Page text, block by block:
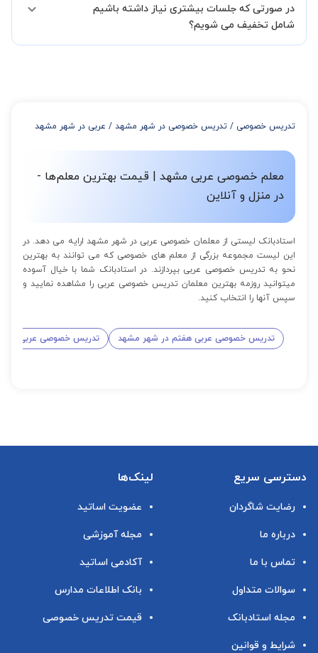
مدرس مشخص کند ابتدا باید جلسه اول کلاس درس شما با مدرس برگزار
شود تا با توجه به سطح شما و خواسته شما مدرس اعلام کنند که تقریبا
در صورتی که جلسات بیشتری نیاز داشته باشیم
شامل تخفیف می شویم؟
از 12 تا 15 جلسه: 7% تخفیف
تدریس خصوصی / تدریس خصوصی در شهر مشهد / عربی در شهر مشهد
معلم خصوصی عربی مشهد | قیمت بهترین معلم‌ها -
در منزل و آنلاین
استادبانک لیستی از معلمان خصوصی عربی در شهر مشهد ارایه می دهد. در
این لیست مجموعه بزرگی از معلم های خصوصی که می توانند به بهترین
نحو به تدریس خصوصی عربی بپردازند. در استادبانک شما با خیال آسوده
میتوانید روزمه بهترین معلمان تدریس خصوصی عربی را مشاهده نمایید و
سپس آنها را انتخاب کنید.
تدریس خصوصی عربی هفتم در شهر مشهد تدریس خصوصی عربی
دسترسی سریع
رضایت شاگردان
درباره ما
تماس با ما
سوالات متداول
مجله استادبانک
شرایط و قوانین
لینک‌ها
عضویت اساتید
مجله آموزشی
آکادمی اساتید
بانک اطلاعات مدارس
قیمت تدریس خصوصی